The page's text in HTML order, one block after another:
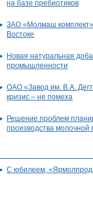
на базе пребиотиков
ЗАО «Молмаш
Востоке
Новая натуральная
промышленности
ОАО «Завод им. В.А.
кризис – не помеха
Решение проблем
производства молочной
С юбилеем,